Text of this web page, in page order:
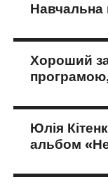
Навчальна
Хороший
Юлія
альбом